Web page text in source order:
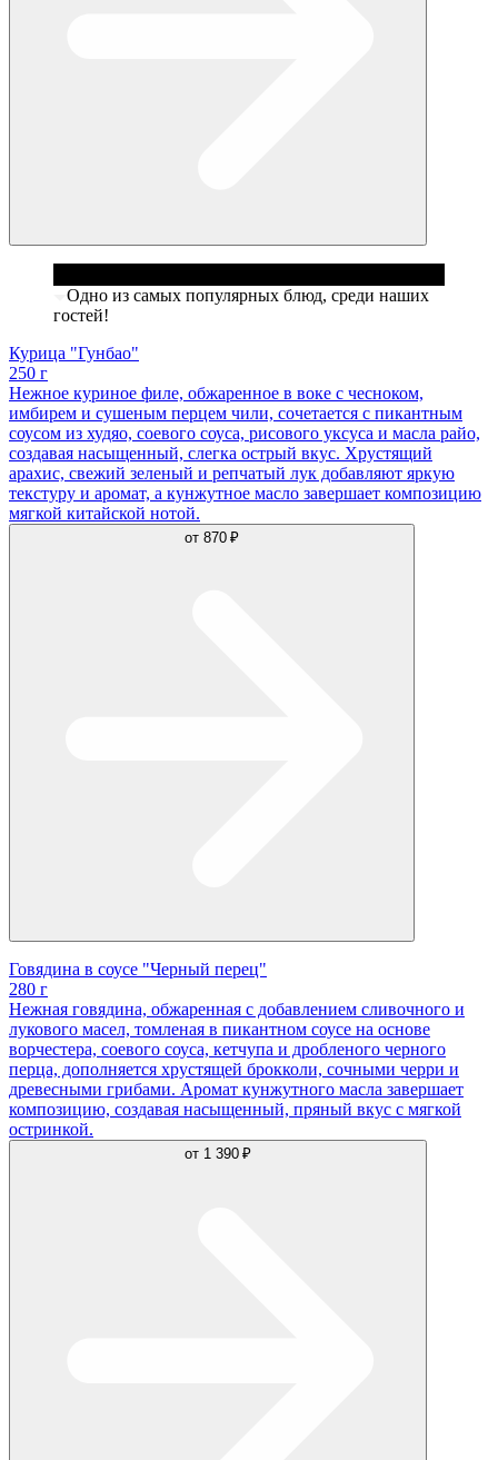
Одно из самых популярных блюд, среди наших
гостей!
Курица "Гунбао"
250 г
Нежное куриное филе, обжаренное в воке с чесноком,
имбирем и сушеным перцем чили, сочетается с пикантным
соусом из худяо, соевого соуса, рисового уксуса и масла райо,
создавая насыщенный, слегка острый вкус. Хрустящий
арахис, свежий зеленый и репчатый лук добавляют яркую
текстуру и аромат, а кунжутное масло завершает композицию
мягкой китайской нотой.
от 870 ₽
Говядина в соусе "Черный перец"
280 г
Нежная говядина, обжаренная с добавлением сливочного и
лукового масел, томленая в пикантном соусе на основе
ворчестера, соевого соуса, кетчупа и дробленого черного
перца, дополняется хрустящей брокколи, сочными черри и
древесными грибами. Аромат кунжутного масла завершает
композицию, создавая насыщенный, пряный вкус с мягкой
остринкой.
от 1 390 ₽